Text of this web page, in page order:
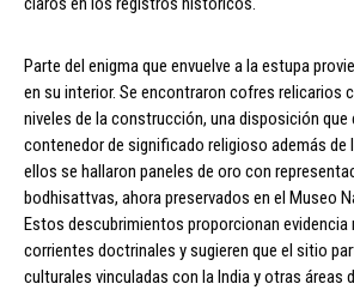
Parte del enigma que envuelve a la estupa
en su interior. Se encontraron cofres relicarios
niveles de la construcción, una disposición
contenedor de significado religioso además
ellos se hallaron paneles de oro con
bodhisattvas, ahora preservados en el Museo
Estos descubrimientos proporcionan evidencia
corrientes doctrinales y sugieren que el sitio
culturales vinculadas con la India y otras áreas